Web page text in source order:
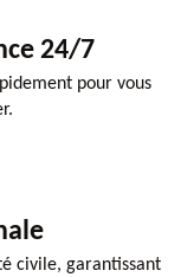
24/7
pour vous
civile, garantissant